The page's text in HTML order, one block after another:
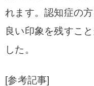
れます。認知症の
良い印象を残すこ
した。
[参考記事]